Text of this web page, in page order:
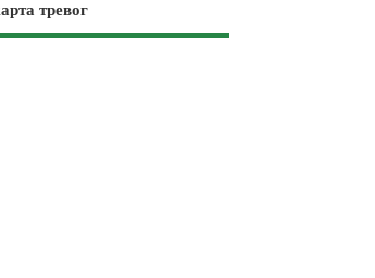
тревог